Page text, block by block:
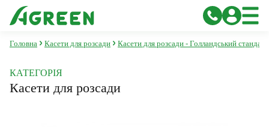
Головна Касети для розсади Касети для розсади - Голландський стандарт
КАТЕГОРІЯ
Касети для розсади